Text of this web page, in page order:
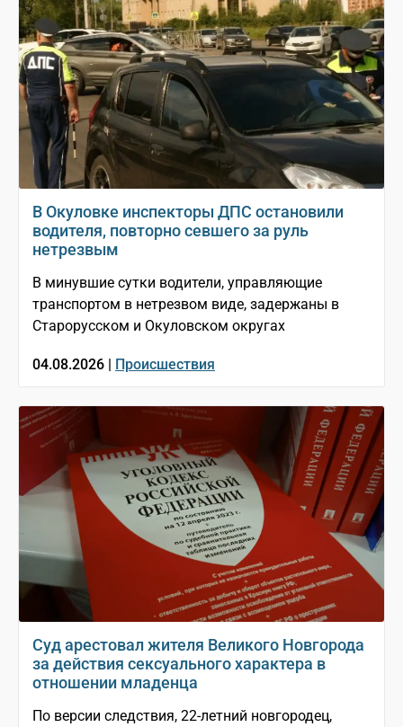
В Окуловке инспекторы ДПС остановили
водителя, повторно севшего за руль
нетрезвым
В минувшие сутки водители, управляющие
транспортом в нетрезвом виде, задержаны в
Старорусском и Окуловском округах
04.08.2026 | Происшествия
Суд арестовал жителя Великого Новгорода
за действия сексуального характера в
отношении младенца
По версии следствия, 22-летний новгородец,